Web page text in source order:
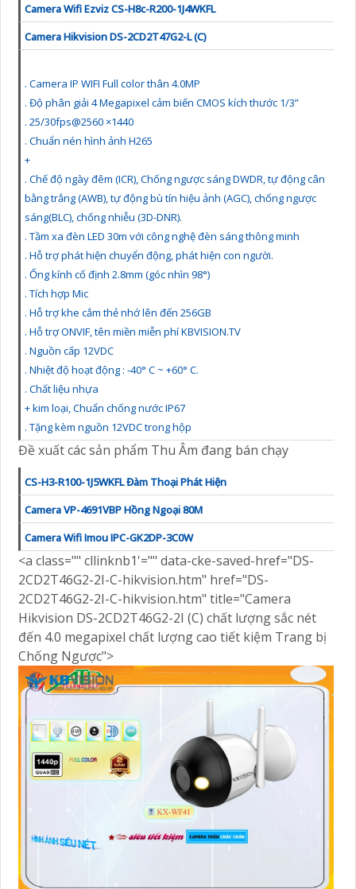
Camera Wifi Ezviz CS-H8c-R200-1J4WKFL
Camera Hikvision DS-2CD2T47G2-L (C)
. Camera IP WIFI Full color thân 4.0MP
. Độ phân giải 4 Megapixel cảm biến CMOS kích thước 1/3”
. 25/30fps@2560 ×1440
. Chuẩn nén hình ảnh H265
+
. Chế độ ngày đêm (ICR), Chống ngược sáng DWDR, tự động cân
bằng trắng (AWB), tự động bù tín hiệu ảnh (AGC), chống ngược
sáng(BLC), chống nhiễu (3D-DNR).
. Tầm xa đèn LED 30m với công nghệ đèn sáng thông minh
. Hỗ trợ phát hiện chuyển động, phát hiện con người.
. Ống kính cố định 2.8mm (góc nhìn 98°)
. Tích hợp Mic
. Hỗ trợ khe cắm thẻ nhớ lên đến 256GB
. Hỗ trợ ONVIF, tên miền miễn phí KBVISION.TV
. Nguồn cấp 12VDC
. Nhiệt độ hoạt động : -40° C ~ +60° C.
. Chất liệu nhựa
+ kim loại, Chuẩn chống nước IP67
. Tặng kèm nguồn 12VDC trong hộp
Đề xuất các sản phẩm Thu Âm đang bán chạy
CS-H3-R100-1J5WKFL Đàm Thoại Phát Hiện
Camera VP-4691VBP Hồng Ngoại 80M
Camera Wifi Imou IPC-GK2DP-3C0W
<a class="" cllinknb1'="" data-cke-saved-href="DS-
2CD2T46G2-2I-C-hikvision.htm" href="DS-
2CD2T46G2-2I-C-hikvision.htm" title="Camera
Hikvision DS-2CD2T46G2-2I (C) chất lượng sắc nét
đến 4.0 megapixel chất lượng cao tiết kiệm Trang bị
Chống Ngược">